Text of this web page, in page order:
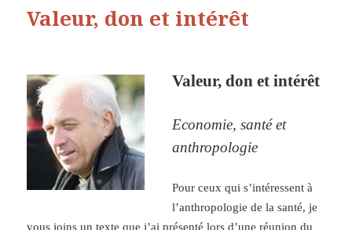
Valeur, don et intérêt
Valeur, don et intérêt
Economie, santé et
anthropologie
Pour ceux qui s’intéressent à
l’anthropologie de la santé, je
vous joins un texte que j’ai présenté lors d’une réunion du